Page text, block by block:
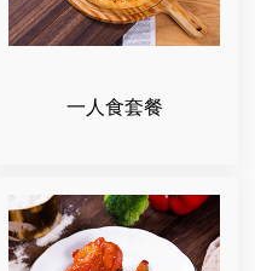
一人食套餐